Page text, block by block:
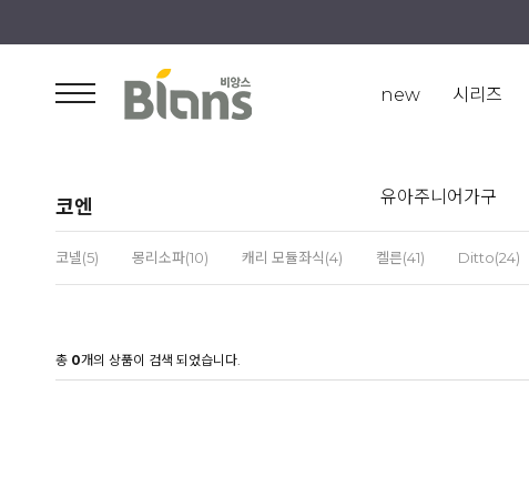
new 시리즈
유아주니어가구
코엔
코넬(5) 몽리소파(10) 캐리 모듈좌식(4) 켈른(41) Ditto(24)
총 0개의 상품이 검색 되었습니다.